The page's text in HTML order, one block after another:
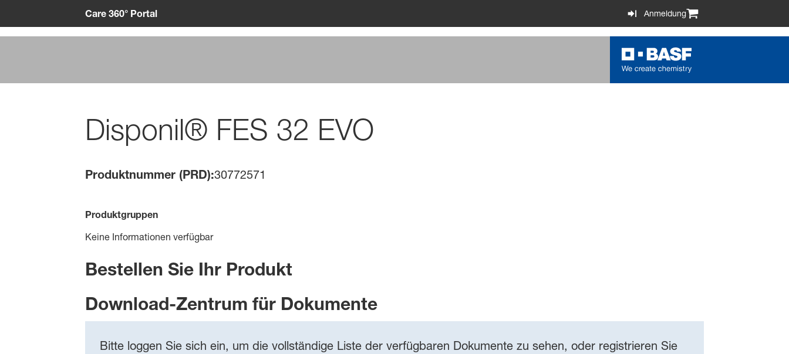
Care 360° Portal Anmeldung
Disponil® FES 32 EVO
Produktnummer (PRD):30772571
Produktgruppen
Keine Informationen verfügbar
Bestellen Sie Ihr Produkt
Download-Zentrum für Dokumente
Bitte loggen Sie sich ein, um die vollständige Liste der verfügbaren Dokumente zu sehen, oder registrieren Sie